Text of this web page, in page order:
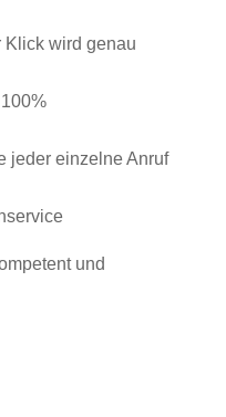
Klick wird genau
jeder einzelne Anruf
und